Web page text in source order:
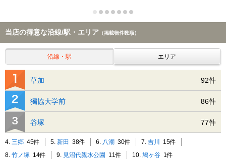
当店の得意な沿線/駅・エリア （掲載物件数順）
沿線・駅 エリア
草加 92件
獨協大学前 86件
谷塚 77件
4. 三郷 45件 5. 新田 38件 6. 八潮 30件 7. 吉川 15件
8. 竹ノ塚 14件 9. 見沼代親水公園 11件 10. 鳩ヶ谷 1件